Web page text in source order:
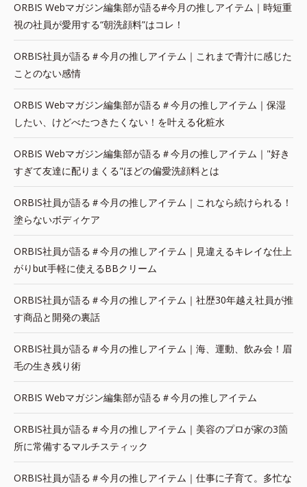
ORBIS Webマガジン編集部が語る#今月の推しアイテム｜時短重
視の社員が愛用する“朝洗顔料”はコレ！
ORBIS社員が語る＃今月の推しアイテム｜これまで青汁に感じた
ことのない感情
ORBIS Webマガジン編集部が語る＃今月の推しアイテム｜保湿
したい、けどべたつきたくない！を叶える化粧水
ORBIS Webマガジン編集部が語る＃今月の推しアイテム｜"好き
すぎて友達に配りまくる"ほどの偏愛洗顔料とは
ORBIS社員が語る＃今月の推しアイテム｜これなら続けられる！
塗らないボディケア
ORBIS社員が語る＃今月の推しアイテム｜見違えるキレイな仕上
がりbut手軽に使えるBBクリーム
ORBIS社員が語る＃今月の推しアイテム｜社歴30年越え社員が推
す商品と開発の裏話
ORBIS社員が語る＃今月の推しアイテム｜海、運動、飲み会！眉
毛の生き残り術
ORBIS Webマガジン編集部が語る＃今月の推しアイテム
ORBIS社員が語る＃今月の推しアイテム｜美容のプロが家の3箇
所に常備するマルチスティック
ORBIS社員が語る＃今月の推しアイテム｜仕事に子育て。多忙な